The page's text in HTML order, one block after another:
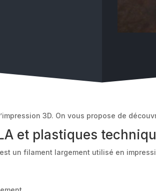
3D. On vous propose de
et plastiques
un filament largement utilisé en